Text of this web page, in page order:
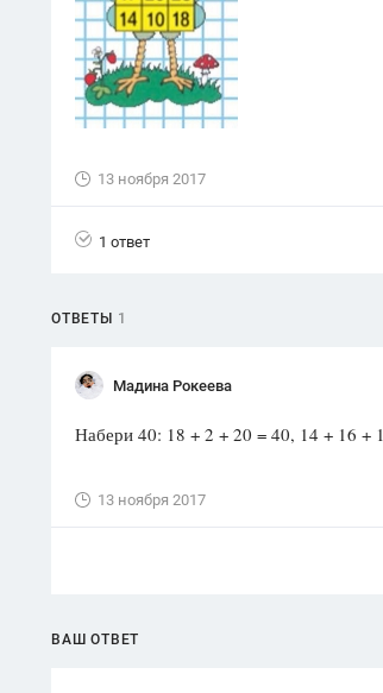
Spotlight
1551 ответ
ГИА
ответов
13 ноября 2017
1 ответ
ОТВЕТЫ 1
Мадина Рокеева
Набери 40: 18 + 2 + 20 = 40, 14 + 16 +
13 ноября 2017
ВАШ ОТВЕТ